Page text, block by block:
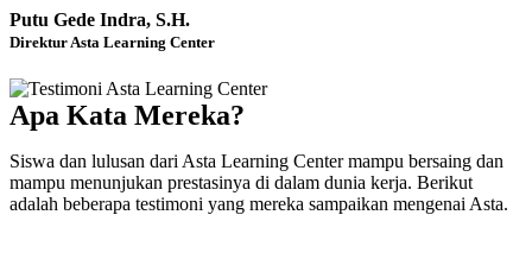
Putu Gede Indra, S.H.
Direktur Asta Learning Center
Apa Kata Mereka?
Siswa dan lulusan dari Asta Learning Center mampu bersaing dan
mampu menunjukan prestasinya di dalam dunia kerja. Berikut
adalah beberapa testimoni yang mereka sampaikan mengenai Asta.